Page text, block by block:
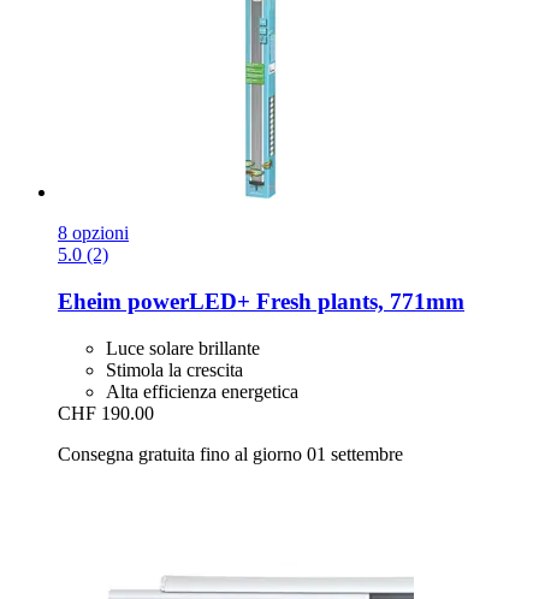
8 opzioni
5.0 (2)
Eheim powerLED+ Fresh plants, 771mm
Luce solare brillante
Stimola la crescita
Alta efficienza energetica
CHF 190.00
Consegna gratuita fino al giorno 01 settembre